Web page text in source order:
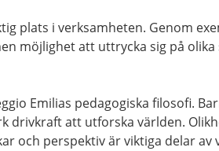
plats i verksamheten. Genom
möjlighet att uttrycka sig på olika
Emilias pedagogiska filosofi.
drivkraft att utforska världen.
och perspektiv är viktiga delar av